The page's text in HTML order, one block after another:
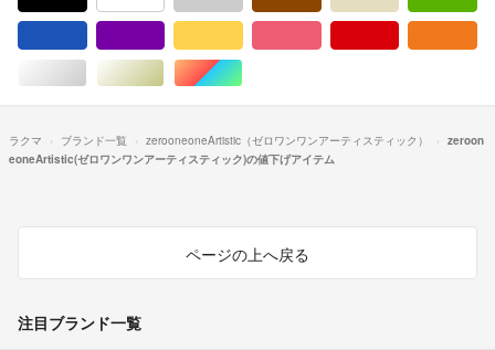
シルバー/銀色系ゴールド/金色系マルチカラー
ラクマ ブランド一覧 zerooneoneArtistic（ゼロワンワンアーティスティック）
zeroon
eoneArtistic(ゼロワンワンアーティスティック)の値下げアイテム
ページの上へ戻る
注目ブランド一覧